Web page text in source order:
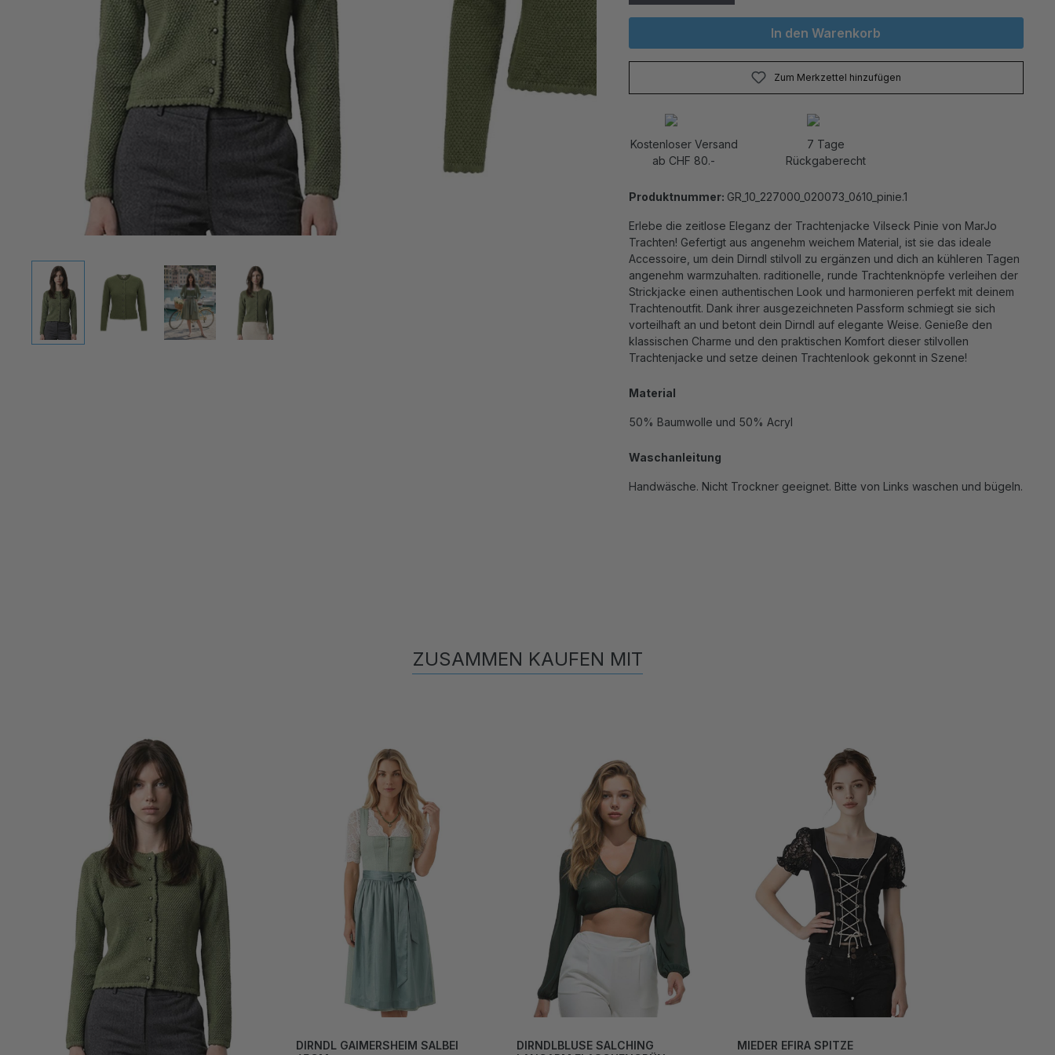
In den Warenkorb
Zum Merkzettel hinzufügen
Kostenloser Versand
ab CHF 80.-
7 Tage
Rückgaberecht
Produktnummer: GR_10_227000_020073_0610_pinie.1
Erlebe die zeitlose Eleganz der Trachtenjacke Vilseck Pinie von MarJo
Trachten! Gefertigt aus angenehm weichem Material, ist sie das ideale
Accessoire, um dein Dirndl stilvoll zu ergänzen und dich an kühleren Tagen
angenehm warmzuhalten. raditionelle, runde Trachtenknöpfe verleihen der
Strickjacke einen authentischen Look und harmonieren perfekt mit deinem
Trachtenoutfit. Dank ihrer ausgezeichneten Passform schmiegt sie sich
vorteilhaft an und betont dein Dirndl auf elegante Weise. Genieße den
klassischen Charme und den praktischen Komfort dieser stilvollen
Trachtenjacke und setze deinen Trachtenlook gekonnt in Szene!
Material
50% Baumwolle und 50% Acryl
Waschanleitung
Handwäsche. Nicht Trockner geeignet. Bitte von Links waschen und bügeln.
ZUSAMMEN KAUFEN MIT
DIRNDL GAIMERSHEIM SALBEI
DIRNDLBLUSE SALCHING
MIEDER EFIRA SPITZE